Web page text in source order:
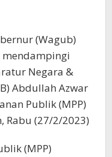
(Wagub)
mendampingi
Negara &
Abdullah Azwar
Publik (MPP)
Rabu (27/2/2023)
(MPP)